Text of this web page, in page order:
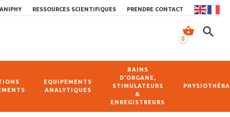
0
shopping_basket search
RESSOURCES SCIENTIFIQUES PRENDRE CONTACT
EQUIPEMENTS
ANALYTIQUES
BAINS
D’ORGANE,
STIMULATEURS
&
ENREGISTREURS